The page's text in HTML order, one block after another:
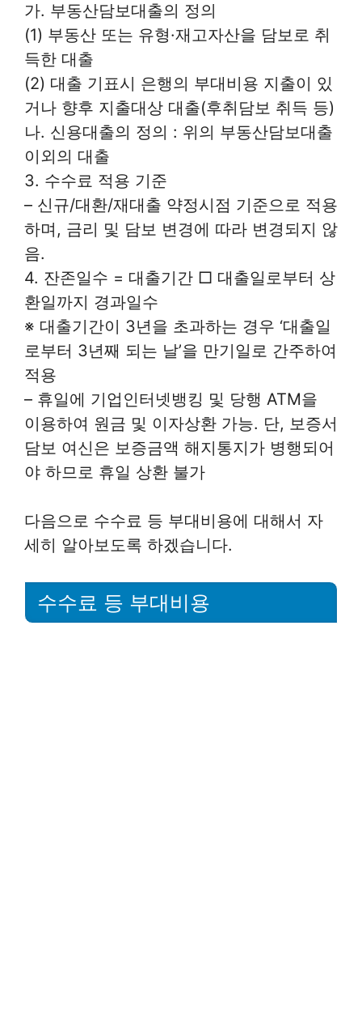
가. 부동산담보대출의 정의
(1) 부동산 또는 유형·재고자산을 담보로 취
득한 대출
(2) 대출 기표시 은행의 부대비용 지출이 있
거나 향후 지출대상 대출(후취담보 취득 등)
나. 신용대출의 정의 : 위의 부동산담보대출
이외의 대출
3. 수수료 적용 기준
– 신규/대환/재대출 약정시점 기준으로 적용
하며, 금리 및 담보 변경에 따라 변경되지 않
음.
4. 잔존일수 = 대출기간 □ 대출일로부터 상
환일까지 경과일수
※ 대출기간이 3년을 초과하는 경우 ‘대출일
로부터 3년째 되는 날’을 만기일로 간주하여
적용
– 휴일에 기업인터넷뱅킹 및 당행 ATM을
이용하여 원금 및 이자상환 가능. 단, 보증서
담보 여신은 보증금액 해지통지가 병행되어
야 하므로 휴일 상환 불가
다음으로 수수료 등 부대비용에 대해서 자
세히 알아보도록 하겠습니다.
수수료 등 부대비용